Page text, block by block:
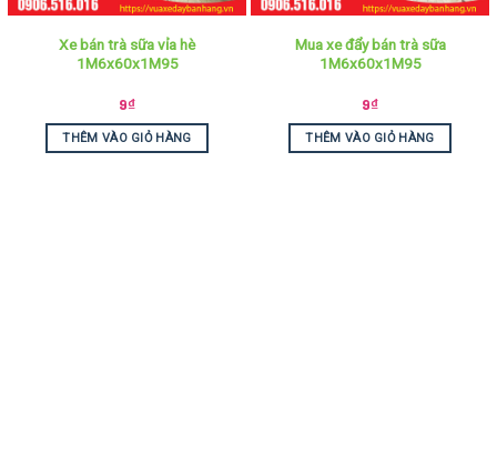
Xe bán trà sữa vỉa hè
1M6x60x1M95
9₫
THÊM VÀO GIỎ HÀNG
Mua xe đẩy bán trà sữa
1M6x60x1M95
9₫
THÊM VÀO GIỎ HÀNG